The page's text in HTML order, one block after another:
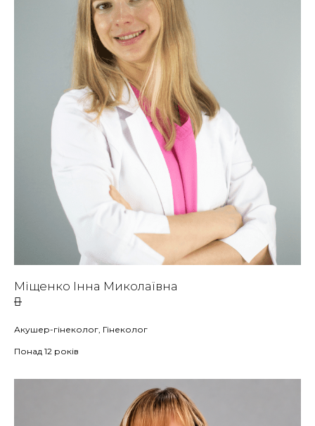
Міщенко Інна Миколаївна
Акушер-гінеколог, Гінеколог
Понад 12 років